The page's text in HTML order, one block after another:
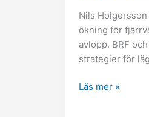
Nils
ökning för
avlopp. BRF
strategier för
Läs mer »